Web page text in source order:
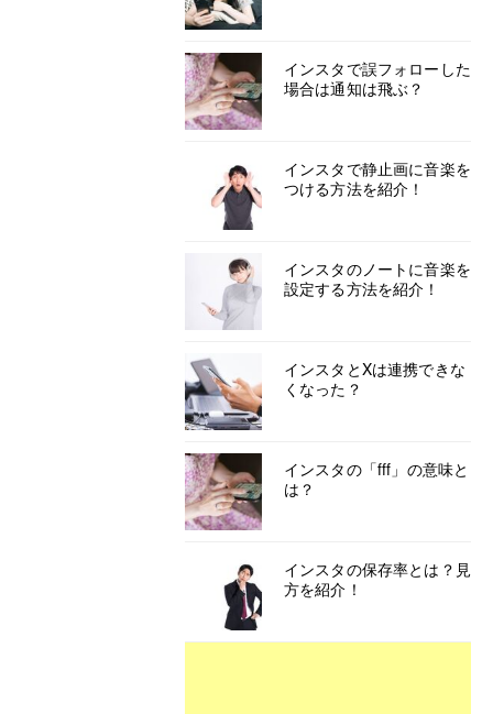
インスタで誤フォローした
場合は通知は飛ぶ？
インスタで静止画に音楽を
つける方法を紹介！
インスタのノートに音楽を
設定する方法を紹介！
インスタとXは連携できな
くなった？
インスタの「fff」の意味と
は？
インスタの保存率とは？見
方を紹介！